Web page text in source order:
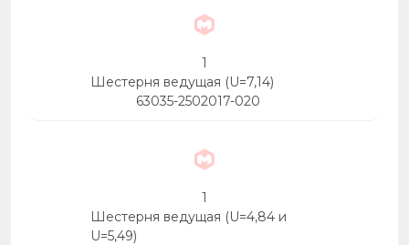
1
Шестерня ведущая (U=7,14)
63035-2502017-020
1
Шестерня ведущая (U=4,84 и
U=5,49)